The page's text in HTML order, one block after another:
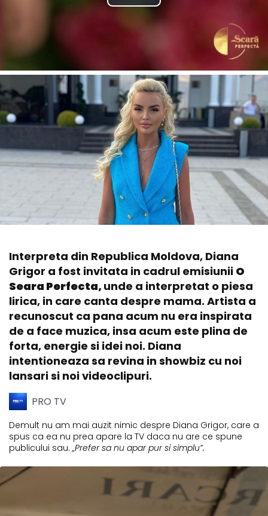
Interpreta din Republica Moldova, Diana
Grigor a fost invitata in cadrul emisiunii O
Seara Perfecta, unde a interpretat o piesa
lirica, in care canta despre mama. Artista a
recunoscut ca pana acum nu era inspirata
de a face muzica, insa acum este plina de
forta, energie si idei noi. Diana
intentioneaza sa revina in showbiz cu noi
lansari si noi videoclipuri.
PRO TV
Demult nu am mai auzit nimic despre Diana Grigor, care a
spus ca ea nu prea apare la TV daca nu are ce spune
publicului sau.„Prefer sa nu apar pur si simplu”.